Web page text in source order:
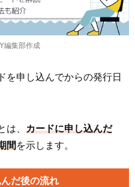
編集部作成
を申し込んでからの発行日
は、 カードに申し込んだ
間を示します。
だ後の流れ